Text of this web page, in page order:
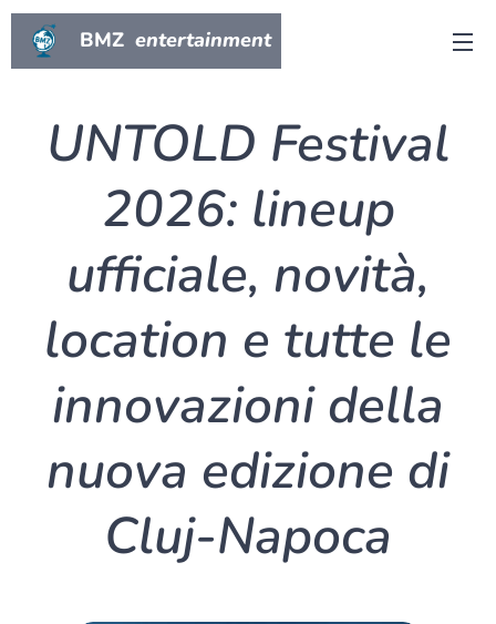
BMZ entertainment
UNTOLD Festival
2026: lineup
ufficiale, novità,
location e tutte le
innovazioni della
nuova edizione di
Cluj-Napoca